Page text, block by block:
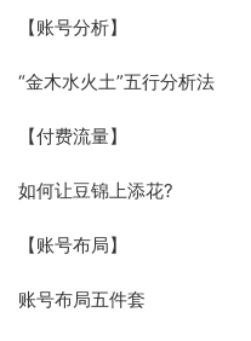
【账号分析】
“金木水火土”五行分析法
【付费流量】
如何让豆锦上添花?
【账号布局】
账号布局五件套